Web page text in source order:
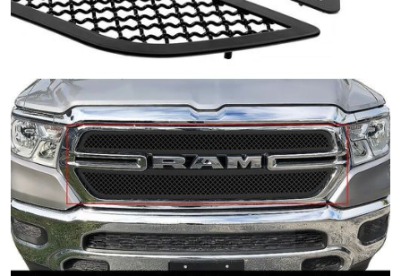
Doppelt antippen zum
vergrößern